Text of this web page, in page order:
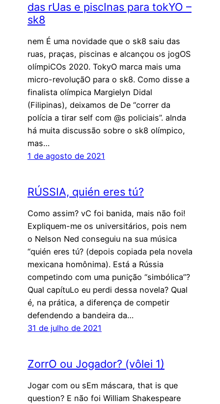
das rUas e piscInas para tokYO –
sk8
nem É uma novidade que o sk8 saiu das
ruas, praças, piscinas e alcançou os jogOS
olímpiCOs 2020. TokyO marca mais uma
micro-revoluçãO para o sk8. Como disse a
finalista olímpica Margielyn Didal
(Filipinas), deixamos de De “correr da
polícia a tirar self com @s policiais”. aInda
há muita discussão sobre o sk8 olímpico,
mas…
1 de agosto de 2021
RÚSSIA, quién eres tú?
Como assim? vC foi banida, mais não foi!
Expliquem-me os universitários, pois nem
o Nelson Ned conseguiu na sua música
“quién eres tú? (depois copiada pela novela
mexicana homônima). Está a Rússia
competindo com uma punição “simbólica”?
Qual capítuLo eu perdi dessa novela? Qual
é, na prática, a diferença de competir
defendendo a bandeira da…
31 de julho de 2021
ZorrO ou Jogador? (vôlei 1)
Jogar com ou sEm máscara, that is que
question? E não foi William Shakespeare